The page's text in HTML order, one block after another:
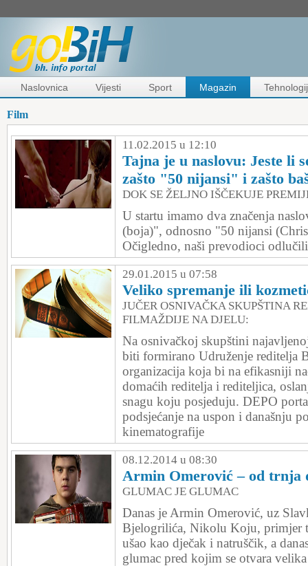
Naslovnica Vijesti Sport Magazin
Film
11.02.2015 u 12:10
Tajna je u naslovu: Jeste li
zašto "50 nijansi" i zašto
DOK SE ŽELJNO IŠČEKUJE
U startu imamo dva značenja
(boja)", odnosno "50 nijansi
Očigledno, naši prevodioci
29.01.2015 u 07:58
Veliko spremanje ili
JUČER OSNIVAČKA SKUPŠTINA
FILMAŽDIJE NA DJELU:
Na osnivačkoj skupštini
biti formirano Udruženje reditelja
organizacija koja bi na efikasniji
domaćih reditelja i rediteljica,
snagu koju posjeduju. DEPO
podsjećanje na uspon i današnju
kinematografije
08.12.2014 u 08:30
Armin Omerović – od trnja
GLUMAC JE GLUMAC
Danas je Armin Omerović, uz
Bjelogrilića, Nikolu Koju, primjer
ušao kao dječak i natruščik, a
glumac pred kojim se otvara